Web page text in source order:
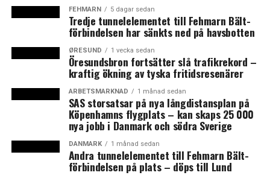
USA er Novo Nordisks vigtigste marked, hvor omkring
halvdelen af virksomhedens globale salg foregår. (News
Øresund)
NEWS ØRESUNDär ett resultat av ett
utvecklingsprojekt med Interregfinansiering som under
2012-2014 drevs i samarbete mellan Roskilde
Universitet, Lunds universitet och
Øresundsinstituttet. Sedan 2015 fortsätter
FEHMARN 5 dagar sedan
Tredje tunnelelementet till Fehmarn Bält-
förbindelsen har sänkts ned på havsbotten
ØRESUND 1 vecka sedan
Öresundsbron fortsätter slå trafikrekord –
kraftig ökning av tyska fritidsresenärer
ARBETSMARKNAD 1 månad sedan
SAS storsatsar på nya långdistansplan på
Köpenhamns flygplats – kan skaps 25 000
nya jobb i Danmark och södra Sverige
DANMARK 1 månad sedan
Andra tunnelelementet till Fehmarn Bält-
förbindelsen på plats – döps till Lund